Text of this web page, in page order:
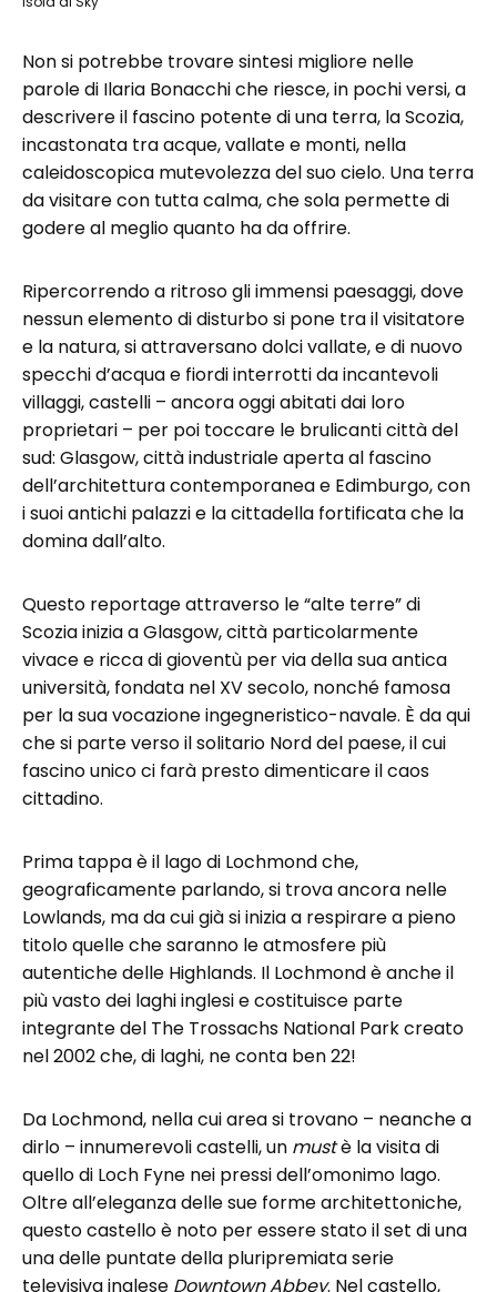
Non si potrebbe trovare sintesi migliore nelle
parole di Ilaria Bonacchi che riesce, in pochi versi, a
descrivere il fascino potente di una terra, la Scozia,
incastonata tra acque, vallate e monti, nella
caleidoscopica mutevolezza del suo cielo. Una terra
da visitare con tutta calma, che sola permette di
godere al meglio quanto ha da offrire.
Ripercorrendo a ritroso gli immensi paesaggi, dove
nessun elemento di disturbo si pone tra il visitatore
e la natura, si attraversano dolci vallate, e di nuovo
specchi d’acqua e fiordi interrotti da incantevoli
villaggi, castelli – ancora oggi abitati dai loro
proprietari – per poi toccare le brulicanti città del
sud: Glasgow, città industriale aperta al fascino
dell’architettura contemporanea e Edimburgo, con
i suoi antichi palazzi e la cittadella fortificata che la
domina dall’alto.
Questo reportage attraverso le “alte terre” di
Scozia inizia a Glasgow, città particolarmente
vivace e ricca di gioventù per via della sua antica
università, fondata nel XV secolo, nonché famosa
per la sua vocazione ingegneristico-navale. È da qui
che si parte verso il solitario Nord del paese, il cui
fascino unico ci farà presto dimenticare il caos
cittadino.
Prima tappa è il lago di Lochmond che,
geograficamente parlando, si trova ancora nelle
Lowlands, ma da cui già si inizia a respirare a pieno
titolo quelle che saranno le atmosfere più
autentiche delle Highlands. Il Lochmond è anche il
più vasto dei laghi inglesi e costituisce parte
integrante del The Trossachs National Park creato
nel 2002 che, di laghi, ne conta ben 22!
Da Lochmond, nella cui area si trovano – neanche a
dirlo – innumerevoli castelli, un mustè la visita di
quello di Loch Fyne nei pressi dell’omonimo lago.
Oltre all’eleganza delle sue forme architettoniche,
questo castello è noto per essere stato il set di una
una delle puntate della pluripremiata serie
televisiva inglese Downtown Abbey. Nel castello,